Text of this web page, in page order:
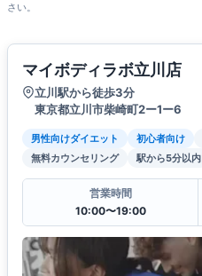
さい。
マイボディラボ立川店
立川駅から徒歩3分
東京都立川市柴崎町2ー1ー6
男性向けダイエット 初心者向け
無料カウンセリング
駅から5分以内
営業時間
10:00〜19:00